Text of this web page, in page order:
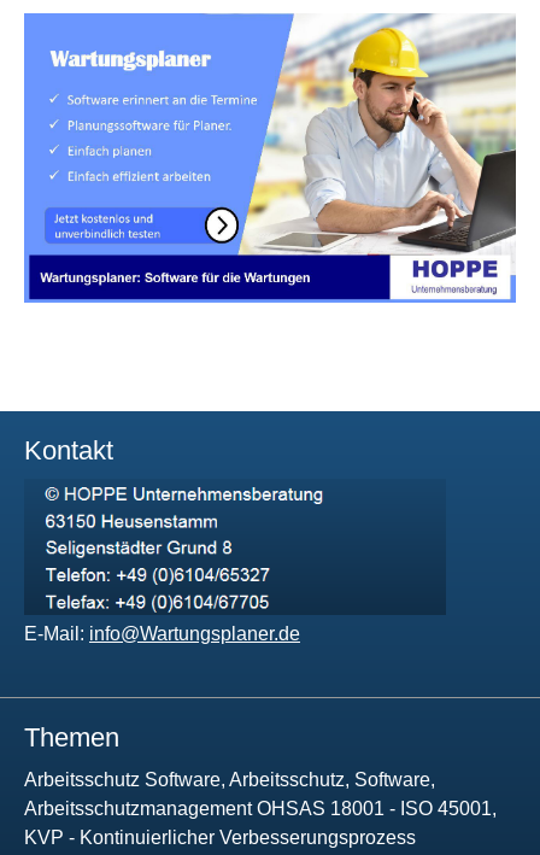
Kontakt
E-Mail: info@Wartungsplaner.de
Themen
Arbeitsschutz Software, Arbeitsschutz, Software,
Arbeitsschutzmanagement OHSAS 18001 - ISO 45001,
KVP - Kontinuierlicher Verbesserungsprozess